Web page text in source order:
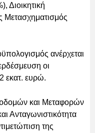
Διοικητική
Μετασχηματισμός
ανέρχεται
οι
εκατ. ευρώ.
και Μεταφορών
Ανταγωνιστικότητα
της